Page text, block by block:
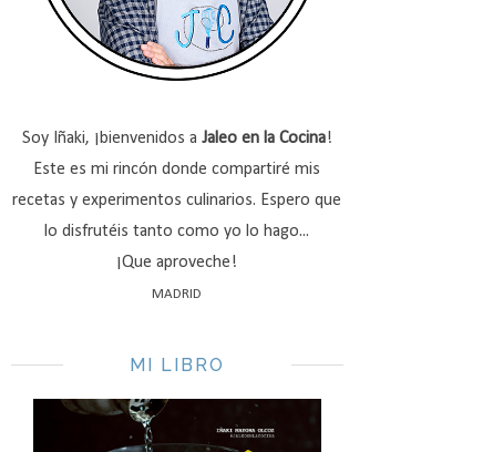
Soy Iñaki, ¡bienvenidos a Jaleo en la Cocina!
Este es mi rincón donde compartiré mis
recetas y experimentos culinarios. Espero que
lo disfrutéis tanto como yo lo hago...
¡Que aproveche!
MADRID
MI LIBRO